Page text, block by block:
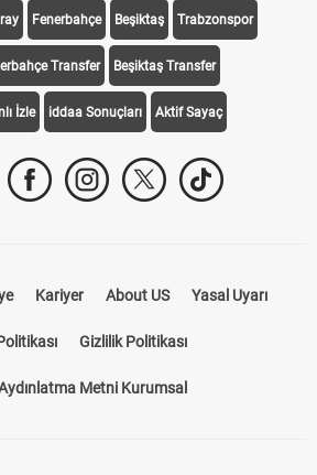
Fenerbahçe Beşiktaş Trabzonspor
Transfer Beşiktaş Transfer
İzle iddaa Sonuçları Aktif Sayaç
Kariyer About US Yasal Uyarı
Gizlilik Politikası
Metni Kurumsal